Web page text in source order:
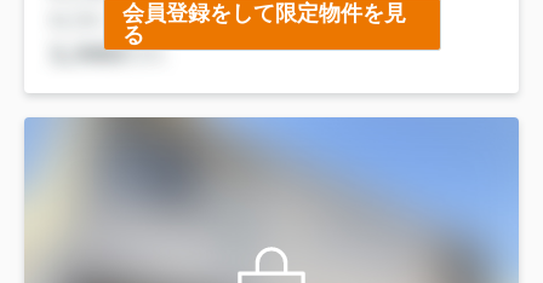
会員登録をして限定物件を見
る